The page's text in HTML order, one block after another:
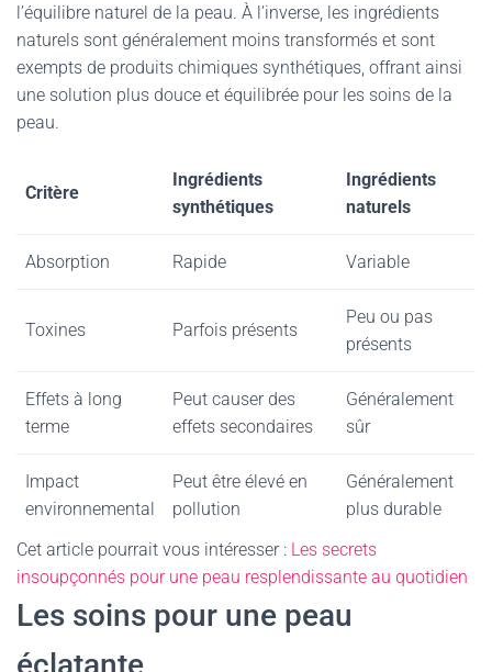
l’équilibre naturel de la peau. À l’inverse, les ingrédients
naturels sont généralement moins transformés et sont
exempts de produits chimiques synthétiques, offrant ainsi
une solution plus douce et équilibrée pour les soins de la
peau.
Critère
Ingrédients
synthétiques
Ingrédients
naturels
Absorption Rapide Variable
Toxines Parfois présents
Peu ou pas
présents
Effets à long
terme
Peut causer des
effets secondaires
Généralement
sûr
Impact
environnemental
Peut être élevé en
pollution
Généralement
plus durable
Cet article pourrait vous intéresser : Les secrets
insoupçonnés pour une peau resplendissante au quotidien
Les soins pour une peau